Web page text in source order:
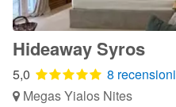
Hideaway Syros
5,0
8 recensioni
Megas Yialos Nites